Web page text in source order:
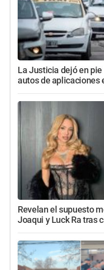
La Justicia dejó en
autos de aplicaciones
Revelan el supuesto
Joaqui y Luck Ra tras